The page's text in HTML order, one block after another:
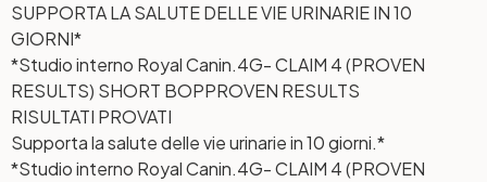
SUPPORTA LA SALUTE DELLE VIE URINARIE IN 10
GIORNI*
*Studio interno Royal Canin.4G- CLAIM 4 (PROVEN
RESULTS) SHORT BOPPROVEN RESULTS
RISULTATI PROVATI
Supporta la salute delle vie urinarie in 10 giorni.*
*Studio interno Royal Canin.4G- CLAIM 4 (PROVEN